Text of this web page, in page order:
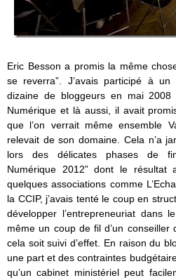
Eric Besson a promis la même
se reverra”. J’avais participé à un
dizaine de bloggeurs en mai
Numérique et là aussi, il avait
que l’on verrait même ensemble
relevait de son domaine. Cela n’a
lors des délicates phases de
Numérique 2012” dont le résultat
quelques associations comme
la CCIP, j’avais tenté le coup en
développer l’entrepreneuriat dans
même un coup de fil d’un conseiller
cela soit suivi d’effet. En raison du
une part et des contraintes
qu’un cabinet ministériel peut